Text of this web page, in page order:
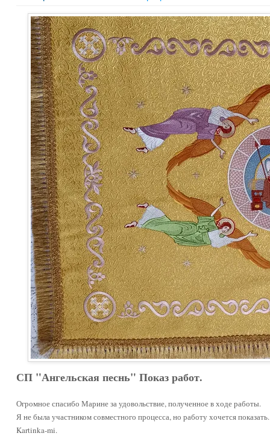
СП "Ангельская песнь" Показ работ.
Огромное спасибо Марине за удовольствие, полученное в ходе работы.
Я не была участником совместного процесса, но работу хочется
Kartinka-mi.